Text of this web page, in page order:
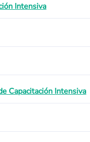
Intensiva
Capacitación Intensiva